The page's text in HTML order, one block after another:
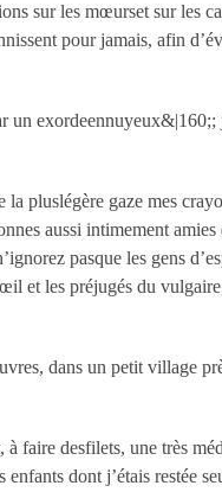
sur les mœurset sur les
pour jamais, afin
pluslégère gaze mes
aussi intimement
pasque les gens
et les préjugés du
dans un petit village
faire desfilets, une très
dont j’étais restée